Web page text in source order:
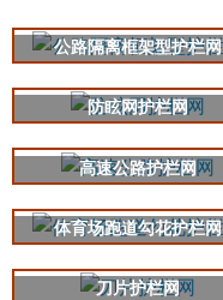
公路隔离框架型护栏网
防眩网护栏网
高速公路护栏网
体育场跑道勾花护栏网
刀片护栏网